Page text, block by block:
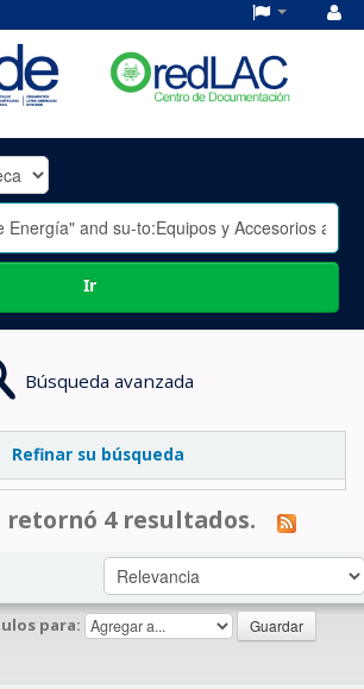
Ir
Búsqueda avanzada
Refinar su búsqueda
retornó 4 resultados.
para: